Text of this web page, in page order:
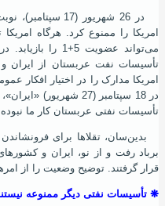
در 26 شهریور (17
امریکا را ممنوع کرد. هرگاه
می‌تواند عضویت
تأسیسات نفت عربستان از
امریکا مدارک را در اختیار افکار
در 18 سپتامبر (27
تأسیسات نفتی عربستان کار ما
بدین‌سان، تقلاها برای
برباد رفت و از نو، ایران و
قرار گرفتند. توضیح وضعیت را از
❋ تأسیسات نفتی دیگر ممنوعه